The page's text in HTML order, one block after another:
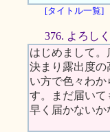
[タイトル一覧]
376. よろし
はじめまして
決まり露出度
い方で色々わ
す。まだ届いて
早く届かないか